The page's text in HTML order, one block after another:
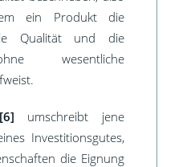
ein Produkt die
Qualität und die
wesentliche
umschreibt jene
Investitionsgutes,
die Eignung